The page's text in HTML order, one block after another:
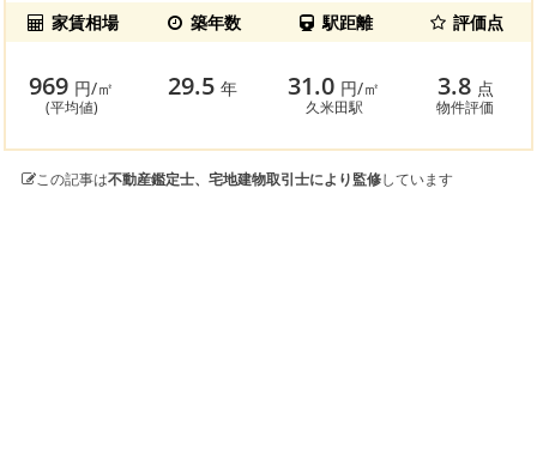
家賃相場 築年数 駅距離 評価点
969 円/㎡
(平均値)
29.5年 31.0 円/㎡
久米田駅
3.8 点
物件評価
この記事は不動産鑑定士、宅地建物取引士により監修しています